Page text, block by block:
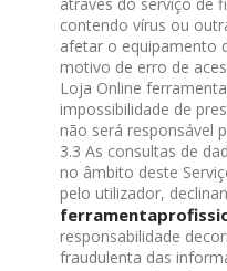
contendo vírus ou
afetar o equipamento
motivo de erro de
Loja Online
impossibilidade de
não será responsável
3.3 As consultas de
no âmbito deste
pelo utilizador,
responsabilidade
fraudulenta das